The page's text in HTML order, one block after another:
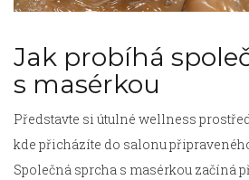
Jak probíhá
s masérkou
Představte si útulné wellness
kde přicházíte do salonu
Společná sprcha s masérkou začíná